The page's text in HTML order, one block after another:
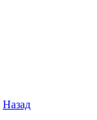
Назад